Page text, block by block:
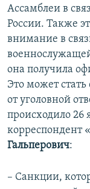
Ассамблеи в
России. Также
внимание в
она получила
Это может
от уголовной
происходило 26
корреспондент
Гальперович:
– Санкции,